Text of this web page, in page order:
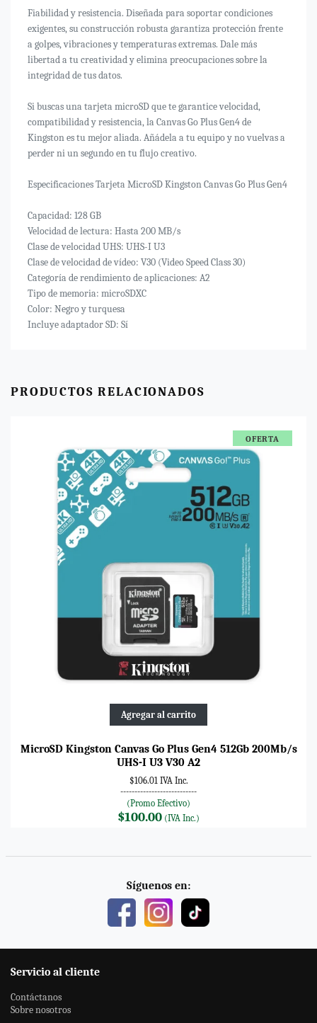
Fiabilidad y resistencia. Diseñada para soportar condiciones
exigentes, su construcción robusta garantiza protección frente
a golpes, vibraciones y temperaturas extremas. Dale más
libertad a tu creatividad y elimina preocupaciones sobre la
integridad de tus datos.
Si buscas una tarjeta microSD que te garantice velocidad,
compatibilidad y resistencia, la Canvas Go Plus Gen4 de
Kingston es tu mejor aliada. Añádela a tu equipo y no vuelvas a
perder ni un segundo en tu flujo creativo.
Especificaciones Tarjeta MicroSD Kingston Canvas Go Plus Gen4
Capacidad: 128 GB
Velocidad de lectura: Hasta 200 MB/s
Clase de velocidad UHS: UHS-I U3
Clase de velocidad de vídeo: V30 (Video Speed Class 30)
Categoría de rendimiento de aplicaciones: A2
Tipo de memoria: microSDXC
Color: Negro y turquesa
Incluye adaptador SD: Sí
PRODUCTOS RELACIONADOS
OFERTA
Agregar al carrito
MicroSD Kingston Canvas Go Plus Gen4 512Gb 200Mb/s
UHS-I U3 V30 A2
$106.01 IVA Inc.
---------------------------
(Promo Efectivo)
$100.00 (IVA Inc.)
Síguenos en:
Servicio al cliente
Contáctanos
Sobre nosotros